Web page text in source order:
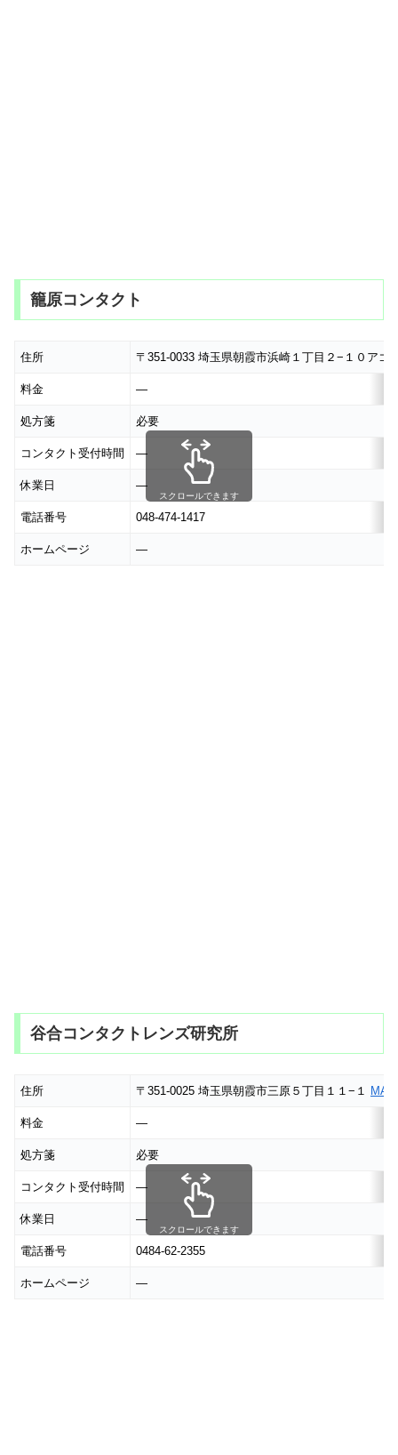
籠原コンタクト
住所 〒351-0033 埼玉県朝霞市浜崎１丁目２−１０アゴ
料金 ―
処方箋 必要
コンタクト受付時間 ―
休業日 ―
電話番号 048-474-1417
ホームページ ―
スクロールできます
谷合コンタクトレンズ研究所
住所 〒351-0025 埼玉県朝霞市三原５丁目１１−１ MAP
料金 ―
処方箋 必要
コンタクト受付時間 ―
休業日 ―
電話番号 0484-62-2355
ホームページ ―
スクロールできます